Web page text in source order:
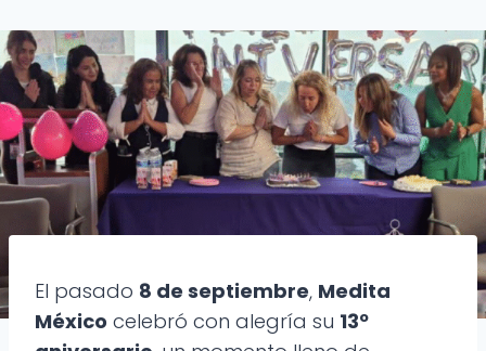
El pasado 8 de septiembre, Medita
México celebró con alegría su 13º